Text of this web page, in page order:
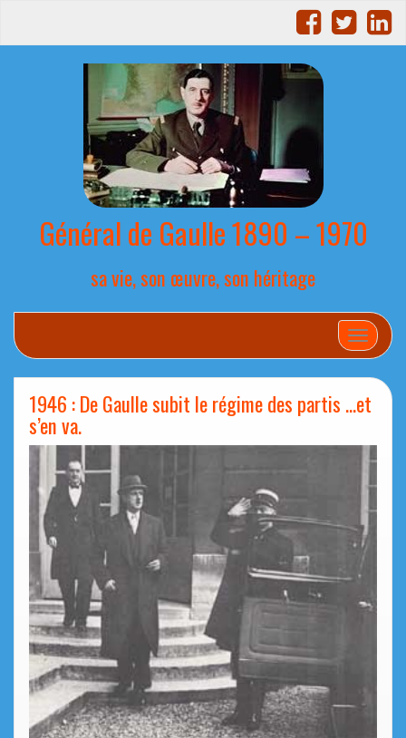
Général de Gaulle 1890 – 1970
sa vie, son œuvre, son héritage
1946 : De Gaulle subit le régime des partis …et
s’en va.